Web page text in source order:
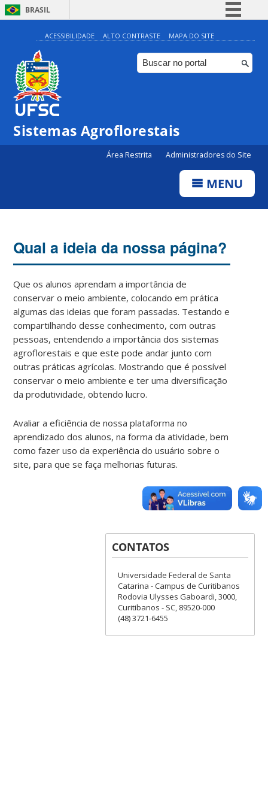
BRASIL
Simplifique!
Comunica BR
Participe
Canais
ACESSIBILIDADE ALTO CONTRASTE MAPA DO SITE
Sistemas Agroflorestais
Área Restrita Administradores do Site
MENU
Qual a ideia da nossa página?
Que os alunos aprendam a importância de
conservar o meio ambiente, colocando em prática
algumas das ideias que foram passadas. Testando e
compartilhando desse conhecimento, com outras
pessoas, entendendo a importância dos sistemas
agroflorestais e que este pode andar junto com
outras práticas agrícolas. Mostrando que é possível
conservar o meio ambiente e ter uma diversificação
da produtividade, obtendo lucro.
Avaliar a eficiência de nossa plataforma no
aprendizado dos alunos, na forma da atividade, bem
como fazer uso da experiência do usuário sobre o
site, para que se faça melhorias futuras.
CONTATOS
Universidade Federal de Santa
Catarina - Campus de Curitibanos
Rodovia Ulysses Gaboardi, 3000,
Curitibanos - SC, 89520-000
(48) 3721-6455